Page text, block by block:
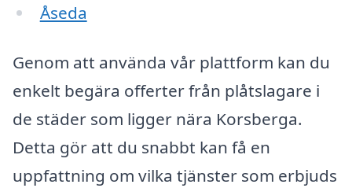
Åseda
Genom att använda vår plattform kan du
enkelt begära offerter från plåtslagare i
de städer som ligger nära Korsberga.
Detta gör att du snabbt kan få en
uppfattning om vilka tjänster som erbjuds